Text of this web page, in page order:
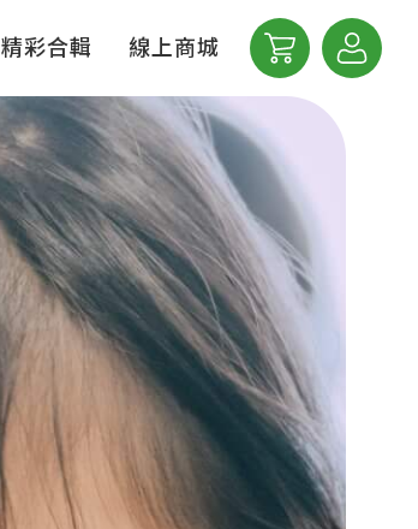
精彩合輯 線上商城